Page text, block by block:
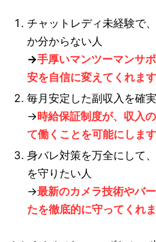
チャットレディ未経験で
か分からない人
→手厚いマンツーマンサ
安を自信に変えてくれます
毎月安定した副収入を確
→時給保証制度が、収入
て働くことを可能にします
身バレ対策を万全にして
を守りたい人
→最新のカメラ技術やバ
たを徹底的に守ってくれま